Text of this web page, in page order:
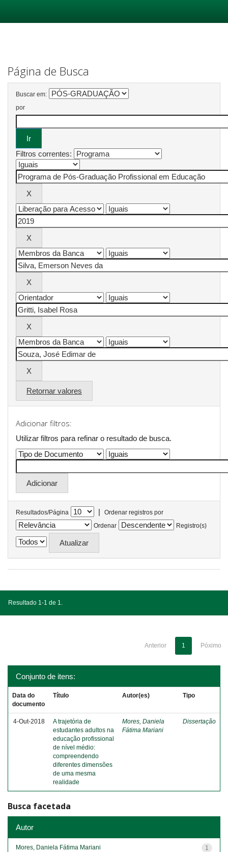
Página de Busca
Buscar em:
por
Filtros correntes:
Retornar valores
Adicionar filtros:
Utilizar filtros para refinar o resultado de busca.
Resultados/Página |
Ordenar registros por
Ordenar
Registro(s)
Resultado 1-1 de 1.
Anterior 1 Póximo
Conjunto de itens:
Data do
documento
Título Autor(es) Tipo
4-Out-2018
A trajetória de
estudantes adultos na
educação profissional
de nível médio:
compreendendo
diferentes dimensões
de uma mesma
realidade
Mores, Daniela
Fátima Mariani
Dissertação
Busca facetada
Autor
1
Mores, Daniela Fátima Mariani